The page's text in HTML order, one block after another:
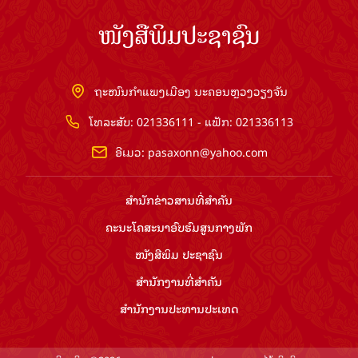
ໜັງສືພິມປະຊາຊົນ
ຖະໜົນກຳແພງເມືອງ ນະຄອນຫຼວງວຽງຈັນ
ໂທລະສັບ: 021336111 - ແຟັກ: 021336113
ອີເມວ: pasaxonn@yahoo.com
ສຳ​ນັກ​ຂ່າວ​ສານ​ທີ່​ສຳ​ຄັນ​
ຄະນະໂຄສະນາອົບຮົມ​ສູນ​ກາງ​ພັກ
ໜັງສືພິມ ປະ​ຊາ​ຊົນ
ສຳ​ນັກ​ງານ​ທີ່​ສຳ​ຄັນ
ສຳ​ນັກ​ງານ​ປະ​ທານ​ປະ​ເທດ